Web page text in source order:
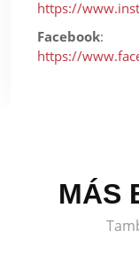
https://
Facebook:
https://
MÁS